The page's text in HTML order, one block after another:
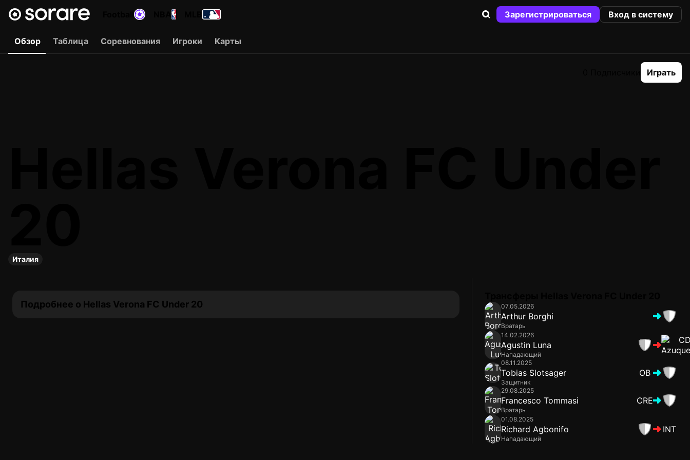
Зарегистрироваться Вход в систему
Обзор Таблица Соревнования Игроки Карты
Играть
Италия
Подробнее о Hellas Verona FC Under 20 07.05.2026
Arthur Borghi
Вратарь
14.02.2026
Agustin Luna
Нападающий
08.11.2025
Tobias Slotsager
Защитник
OB
29.08.2025
Francesco Tommasi
Вратарь
CRE
01.08.2025
Richard Agbonifo
Нападающий
INT